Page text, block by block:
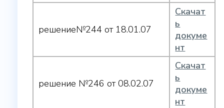
решение№244 от 18.01.07
Скачат
ь
докуме
нт
решение №246 от 08.02.07
Скачат
ь
докуме
нт